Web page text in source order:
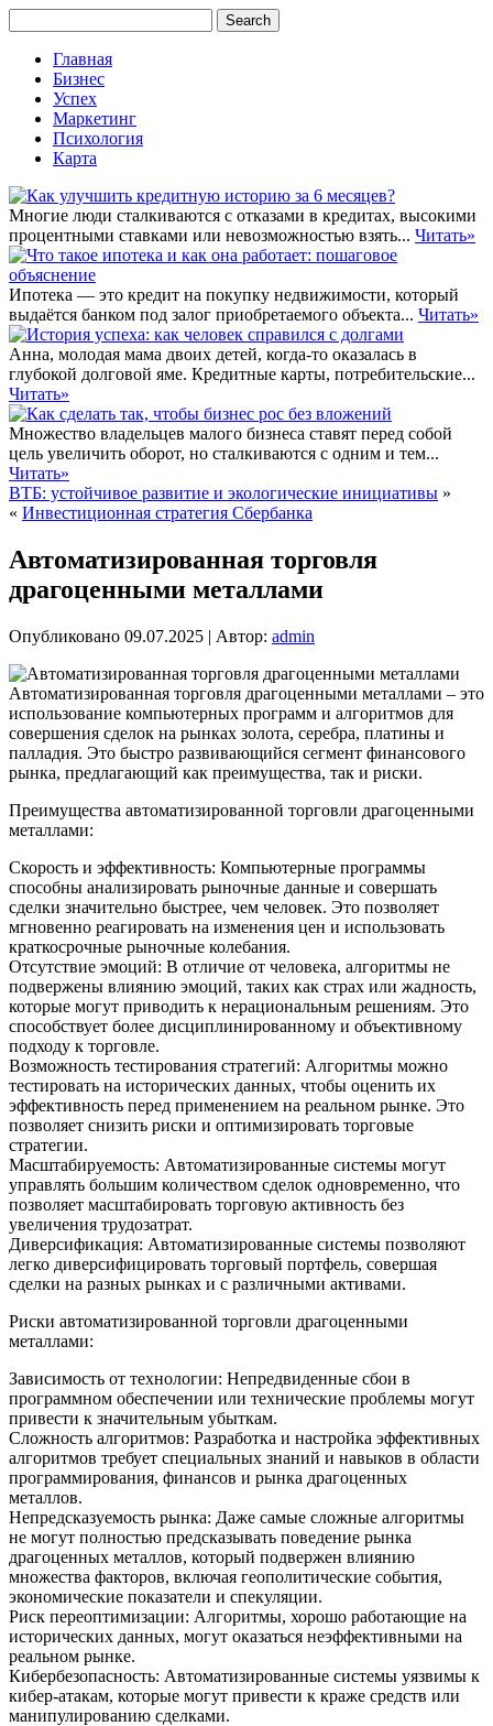
Главная
Бизнес
Успех
Маркетинг
Психология
Карта
Многие люди сталкиваются с отказами в кредитах, высокими
процентными ставками или невозможностью взять... Читать»
Ипотека — это кредит на покупку недвижимости, который
выдаётся банком под залог приобретаемого объекта... Читать»
Анна, молодая мама двоих детей, когда-то оказалась в
глубокой долговой яме. Кредитные карты, потребительские...
Читать»
Множество владельцев малого бизнеса ставят перед собой
цель увеличить оборот, но сталкиваются с одним и тем...
Читать»
ВТБ: устойчивое развитие и экологические инициативы »
« Инвестиционная стратегия Сбербанка
Автоматизированная торговля
драгоценными металлами
Опубликовано 09.07.2025 | Автор: admin
Автоматизированная торговля драгоценными металлами – это
использование компьютерных программ и алгоритмов для
совершения сделок на рынках золота, серебра, платины и
палладия. Это быстро развивающийся сегмент финансового
рынка, предлагающий как преимущества, так и риски.
Преимущества автоматизированной торговли драгоценными
металлами:
Скорость и эффективность: Компьютерные программы
способны анализировать рыночные данные и совершать
сделки значительно быстрее, чем человек. Это позволяет
мгновенно реагировать на изменения цен и использовать
краткосрочные рыночные колебания.
Отсутствие эмоций: В отличие от человека, алгоритмы не
подвержены влиянию эмоций, таких как страх или жадность,
которые могут приводить к нерациональным решениям. Это
способствует более дисциплинированному и объективному
подходу к торговле.
Возможность тестирования стратегий: Алгоритмы можно
тестировать на исторических данных, чтобы оценить их
эффективность перед применением на реальном рынке. Это
позволяет снизить риски и оптимизировать торговые
стратегии.
Масштабируемость: Автоматизированные системы могут
управлять большим количеством сделок одновременно, что
позволяет масштабировать торговую активность без
увеличения трудозатрат.
Диверсификация: Автоматизированные системы позволяют
легко диверсифицировать торговый портфель, совершая
сделки на разных рынках и с различными активами.
Риски автоматизированной торговли драгоценными
металлами:
Зависимость от технологии: Непредвиденные сбои в
программном обеспечении или технические проблемы могут
привести к значительным убыткам.
Сложность алгоритмов: Разработка и настройка эффективных
алгоритмов требует специальных знаний и навыков в области
программирования, финансов и рынка драгоценных
металлов.
Непредсказуемость рынка: Даже самые сложные алгоритмы
не могут полностью предсказывать поведение рынка
драгоценных металлов, который подвержен влиянию
множества факторов, включая геополитические события,
экономические показатели и спекуляции.
Риск переоптимизации: Алгоритмы, хорошо работающие на
исторических данных, могут оказаться неэффективными на
реальном рынке.
Кибербезопасность: Автоматизированные системы уязвимы к
кибер-атакам, которые могут привести к краже средств или
манипулированию сделками.